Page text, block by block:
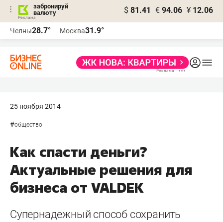
забронируй
валюту
$ 81.41 € 94.06 ¥ 12.06
Челны28.7° Москва31.9°
25 ноября 2014
#общество
Как спасти деньги?
Актуальные решения для
бизнеса от VALDEK
Супернадежный способ сохранить